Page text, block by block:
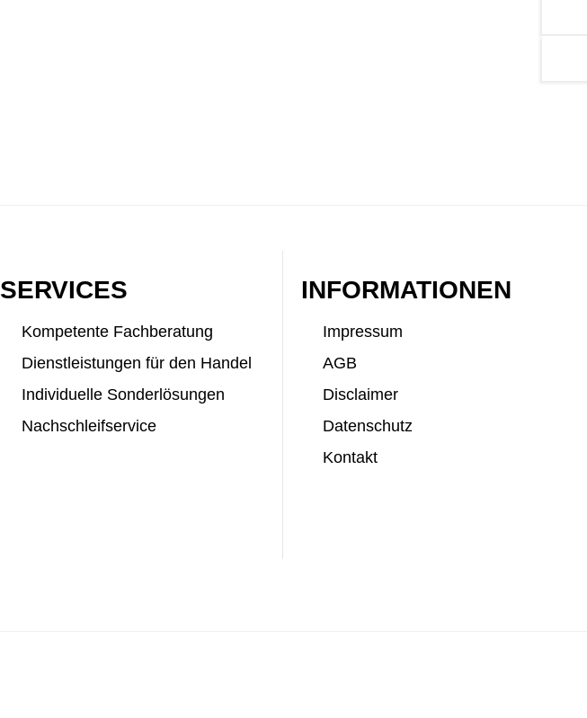
SERVICES
Kompetente Fachberatung
Dienstleistungen für den Handel
Individuelle Sonderlösungen
Nachschleifservice
INFORMATIONEN
Impressum
AGB
Disclaimer
Datenschutz
Kontakt